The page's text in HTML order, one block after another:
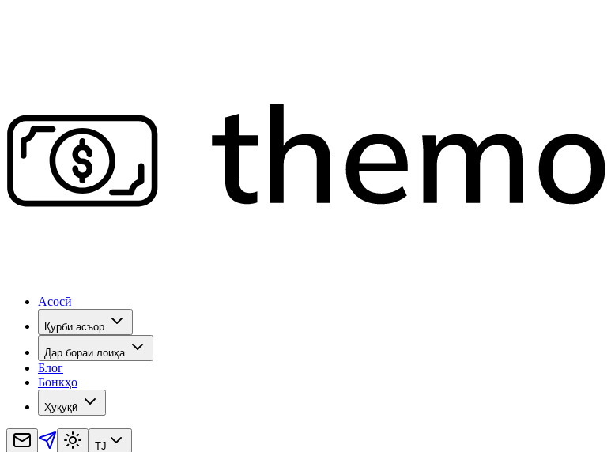
Асосӣ
Қурби асъор
Дар бораи лоиҳа
Блог
Бонкҳо
Ҳуқуқӣ
TJ